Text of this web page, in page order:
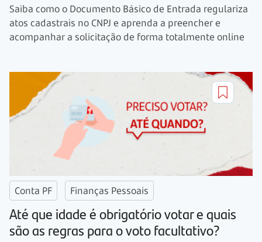
Saiba como o Documento Básico de Entrada regulariza
atos cadastrais no CNPJ e aprenda a preencher e
acompanhar a solicitação de forma totalmente online
Conta PF Finanças Pessoais
Até que idade é obrigatório votar e quais
são as regras para o voto facultativo?